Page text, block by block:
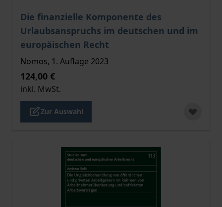
Die finanzielle Komponente des
Urlaubsanspruchs im deutschen und im
europäischen Recht
Der Preis dieses Titels richtet sich nach der
Nomos, 1. Auflage 2023
124,00 €
inkl. MwSt.
Zur Auswahl